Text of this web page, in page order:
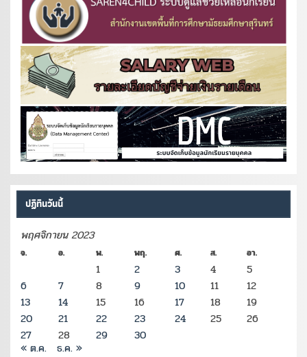
ปฏิทินวันนี้
พฤศจิกายน 2023
จ. อ. พ. พฤ. ศ. ส. อา.
1 2 3 4
5
6
7 8 9 10 11
12
13
14 15 16 17 18
19
20
21 22 23 24 25
26
27
28 29 30
« ต.ค. ธ.ค. »